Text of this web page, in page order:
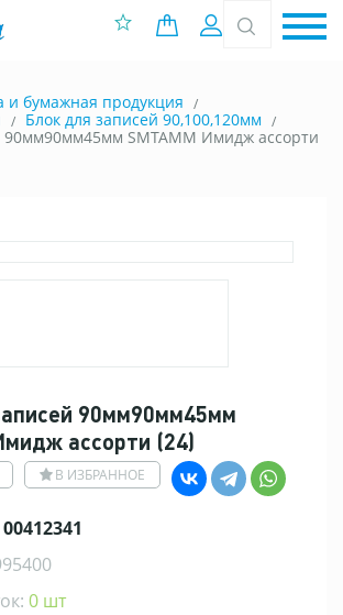
0 позиций
Вход
и бумажная продукция
Блок для записей 90,100,120мм
90мм90мм45мм SМТАММ Имидж ассорти
90мм90мм45мм
ассорти (24)
В ИЗБРАННОЕ
0 шт